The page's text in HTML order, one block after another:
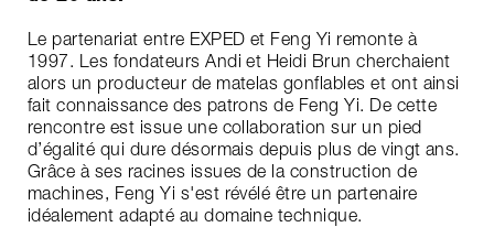
Le partenariat entre EXPED et Feng Yi remonte à
1997. Les fondateurs Andi et Heidi Brun cherchaient
alors un producteur de matelas gonflables et ont ainsi
fait connaissance des patrons de Feng Yi. De cette
rencontre est issue une collaboration sur un pied
d’égalité qui dure désormais depuis plus de vingt ans.
Grâce à ses racines issues de la construction de
machines, Feng Yi s'est révélé être un partenaire
idéalement adapté au domaine technique.